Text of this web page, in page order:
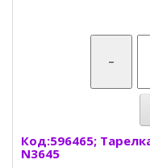
-
Код:596465;
N3645